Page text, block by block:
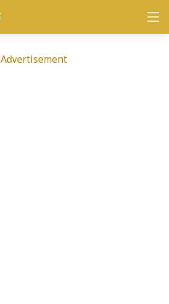
Advertisement